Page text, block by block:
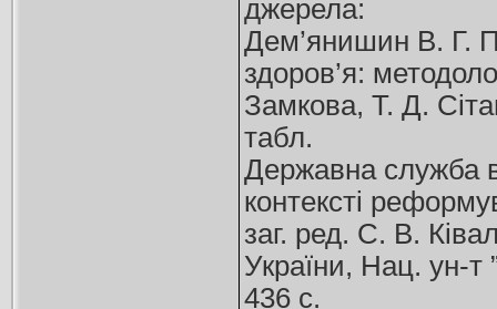
джерела:
Дем’янишин В. Г.
здоров’я:
Замкова, Т. Д.
табл.
Державна служба в
контексті
заг. ред. С. В.
України, Нац. ун-
436 с.